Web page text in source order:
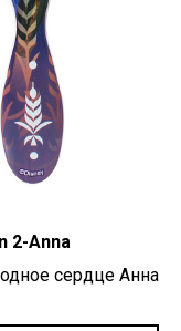
2-Anna
сердце Анна